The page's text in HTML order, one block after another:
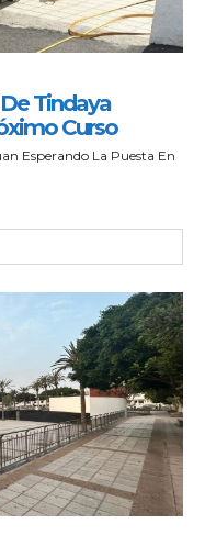
Tindaya
Curso
Esperando La Puesta En